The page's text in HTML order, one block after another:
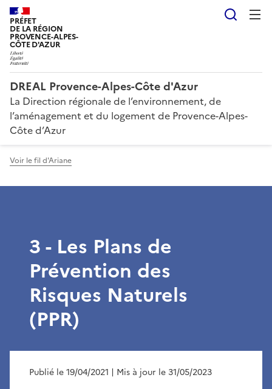
PRÉFET
DE LA RÉGION
PROVENCE-ALPES-
CÔTE D'AZUR
DREAL Provence-Alpes-Côte d'Azur
La Direction régionale de l’environnement, de
l’aménagement et du logement de Provence-Alpes-
Côte d’Azur
Voir le fil d'Ariane
3 - Les Plans de
Prévention des
Risques Naturels
(PPR)
Publié le 19/04/2021 | Mis à jour le 31/05/2023